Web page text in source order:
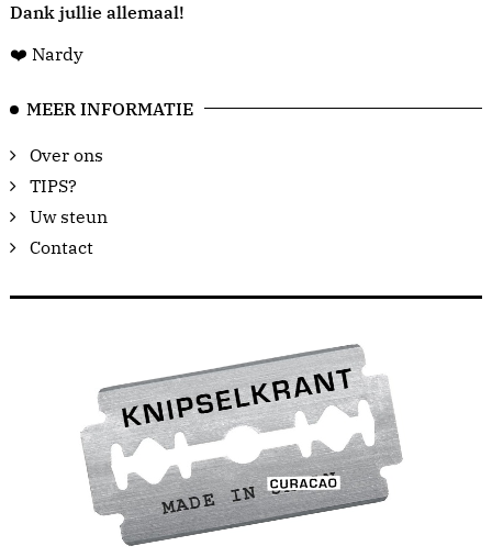
Dank jullie allemaal!
❤️ Nardy
MEER INFORMATIE
Over ons
TIPS?
Uw steun
Contact